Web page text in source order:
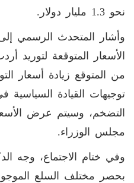
نحو 1.3 مليار دولار.
وأشار المتحدث الرسمي
الأسعار المتوقعة لتوريد
من المتوقع زيادة أسعار
توجيهات القيادة
التضخم، وسيتم عرض
مجلس الوزراء.
وفي ختام الاجتماع، وجه
بحصر مختلف السلع